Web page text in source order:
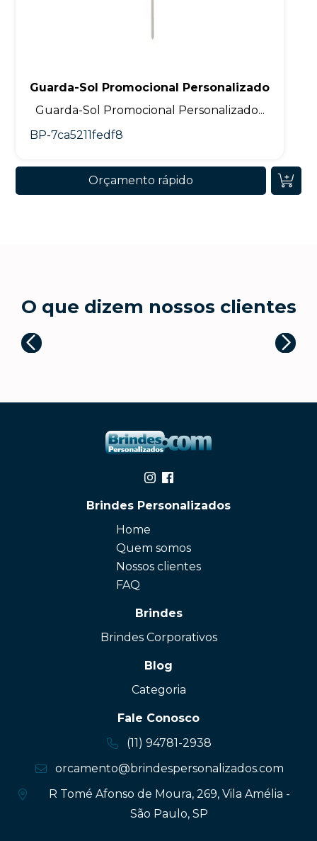
Guarda-Sol Promocional Personalizado
Guarda-Sol Promocional Personalizado...
BP-7ca5211fedf8
Orçamento rápido
O que dizem nossos clientes
Brindes Personalizados
Home
Quem somos
Nossos clientes
FAQ
Brindes
Brindes Corporativos
Blog
Categoria
Fale Conosco
(11) 94781-2938
orcamento@brindespersonalizados.com
R Tomé Afonso de Moura, 269, Vila Amélia -
São Paulo, SP